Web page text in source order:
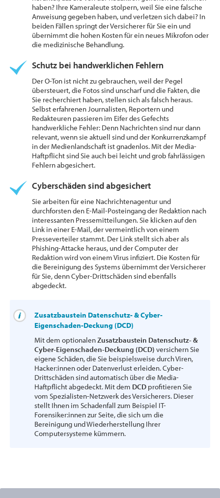
haben? Ihre Kameraleute stolpern, weil Sie eine falsche
Anweisung gegeben haben, und verletzen sich dabei? In
beiden Fällen springt der Versicherer für Sie ein und
übernimmt die hohen Kosten für ein neues Mikrofon oder
die medizinische Behandlung.
Schutz bei handwerklichen Fehlern
Der O-Ton ist nicht zu gebrauchen, weil der Pegel
übersteuert, die Fotos sind unscharf und die Fakten, die
Sie recherchiert haben, stellen sich als falsch heraus.
Selbst erfahrenen Journalisten, Reportern und
Redakteuren passieren im Eifer des Gefechts
handwerkliche Fehler: Denn Nachrichten sind nur dann
relevant, wenn sie aktuell sind und der Konkurrenzkampf
in der Medienlandschaft ist gnadenlos. Mit der Media-
Haftpflicht sind Sie auch bei leicht und grob fahrlässigen
Fehlern abgesichert.
Cyberschäden sind abgesichert
Sie arbeiten für eine Nachrichtenagentur und
durchforsten den E-Mail-Posteingang der Redaktion nach
interessanten Pressemitteilungen. Sie klicken auf den
Link in einer E-Mail, der vermeintlich von einem
Presseverteiler stammt. Der Link stellt sich aber als
Phishing-Attacke heraus, und der Computer der
Redaktion wird von einem Virus infiziert. Die Kosten für
die Bereinigung des Systems übernimmt der Versicherer
für Sie, denn Cyber-Drittschäden sind ebenfalls
abgedeckt.
Zusatzbaustein Datenschutz- & Cyber-
Eigenschaden-Deckung (DCD)
Mit dem optionalenZusatzbaustein Datenschutz- &
Cyber-Eigenschaden-Deckung (DCD) versichern Sie
eigene Schäden, die Sie beispielsweise durch Viren,
Hacker:innen oder Datenverlust erleiden. Cyber-
Drittschäden sind automatisch über die Media-
Haftpflicht abgedeckt. Mit dem DCD profitieren Sie
vom Spezialisten-Netzwerk des Versicherers. Dieser
stellt Ihnen im Schadenfall zum Beispiel IT-
Forensiker:innen zur Seite, die sich um die
Bereinigung und Wiederherstellung Ihrer
Computersysteme kümmern.